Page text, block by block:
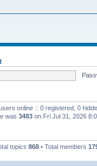
online :: 0 registered, 0
was 3483 on Fri Jul 31, 2026
topics 868 • Total members